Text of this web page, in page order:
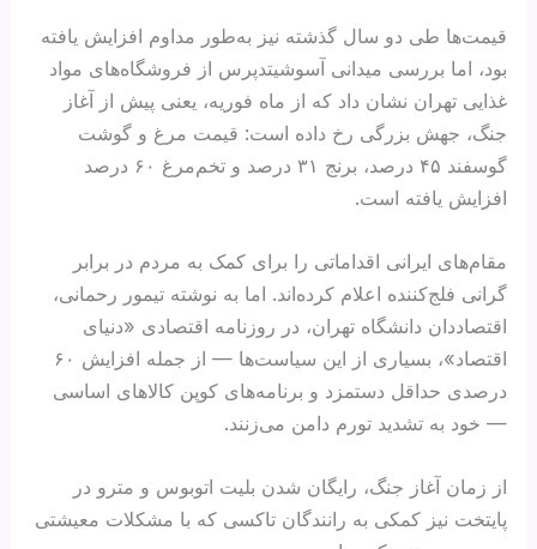
قیمت‌ها طی دو سال گذشته نیز به‌طور مداوم افزایش یافته
بود، اما بررسی میدانی آسوشیتدپرس از فروشگاه‌های مواد
غذایی تهران نشان داد که از ماه فوریه، یعنی پیش از آغاز
جنگ، جهش بزرگی رخ داده است: قیمت مرغ و گوشت
گوسفند ۴۵ درصد، برنج ۳۱ درصد و تخم‌مرغ ۶۰ درصد
افزایش یافته است.
مقام‌های ایرانی اقداماتی را برای کمک به مردم در برابر
گرانی فلج‌کننده اعلام کرده‌اند. اما به نوشته تیمور رحمانی،
اقتصاددان دانشگاه تهران، در روزنامه اقتصادی «دنیای
اقتصاد»، بسیاری از این سیاست‌ها — از جمله افزایش ۶۰
درصدی حداقل دستمزد و برنامه‌های کوپن کالاهای اساسی
— خود به تشدید تورم دامن می‌زنند.
از زمان آغاز جنگ، رایگان شدن بلیت اتوبوس و مترو در
پایتخت نیز کمکی به رانندگان تاکسی که با مشکلات معیشتی